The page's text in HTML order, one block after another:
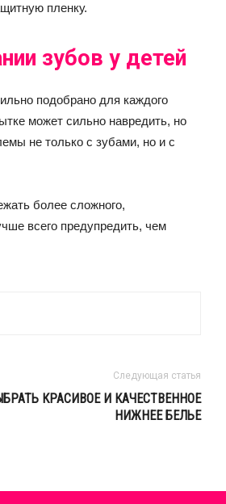
пленку.
зубов у детей
подобрано для каждого
может сильно навредить, но
не только с зубами, но и с
более сложного,
всего предупредить, чем
Следующая статья
КРАСИВОЕ И КАЧЕСТВЕННОЕ
НИЖНЕЕ БЕЛЬЕ